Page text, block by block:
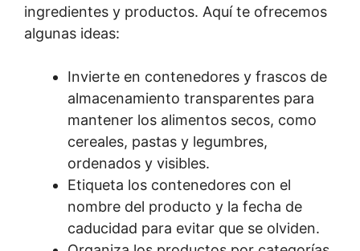
ingredientes y productos. Aquí te ofrecemos
algunas ideas:
Invierte en contenedores y frascos de
almacenamiento transparentes para
mantener los alimentos secos, como
cereales, pastas y legumbres,
ordenados y visibles.
Etiqueta los contenedores con el
nombre del producto y la fecha de
caducidad para evitar que se olviden.